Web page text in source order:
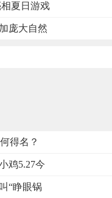
夏日游戏
庞大自然
得名？
鸡5.27今
“睁眼锅